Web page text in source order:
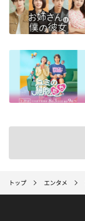
トップ エンタメ